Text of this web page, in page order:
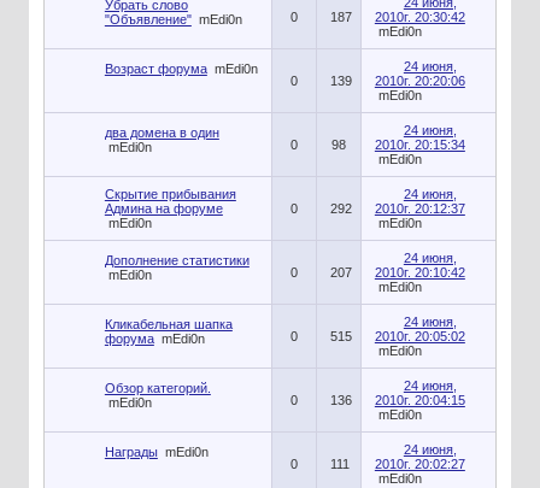
Убрать слово
"Объявление" mEdi0n 0 187
2010г. 20:30:42
mEdi0n
Возраст форума mEdi0n
0
139
24 июня,
2010г. 20:20:06
mEdi0n
два домена в один
mEdi0n
0 98
24 июня,
2010г. 20:15:34
mEdi0n
Скрытие прибывания
Админа на форуме
mEdi0n
0 292
24 июня,
2010г. 20:12:37
mEdi0n
Дополнение статистики
mEdi0n
0 207
24 июня,
2010г. 20:10:42
mEdi0n
Кликабельная шапка
форума mEdi0n 0 515
24 июня,
2010г. 20:05:02
mEdi0n
Обзор категорий.
mEdi0n
0 136
24 июня,
2010г. 20:04:15
mEdi0n
Награды mEdi0n
0
111
24 июня,
2010г. 20:02:27
mEdi0n